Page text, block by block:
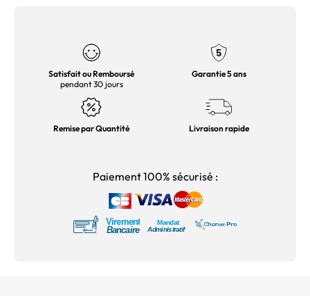
Satisfait ou Remboursé
pendant 30 jours
Garantie 5 ans
Remise par Quantité Livraison rapide
Paiement 100% sécurisé :